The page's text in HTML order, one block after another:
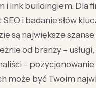
i link buildingiem. Dla
i badanie słów
są największe
od branży –
–
może być Twoim